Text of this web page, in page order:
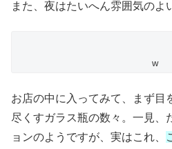
また、夜はたいへん雰囲気のよ
w
お店の中に入ってみて、まず目
尽くすガラス瓶の数々。一見、
ョンのようですが、実はこれ、